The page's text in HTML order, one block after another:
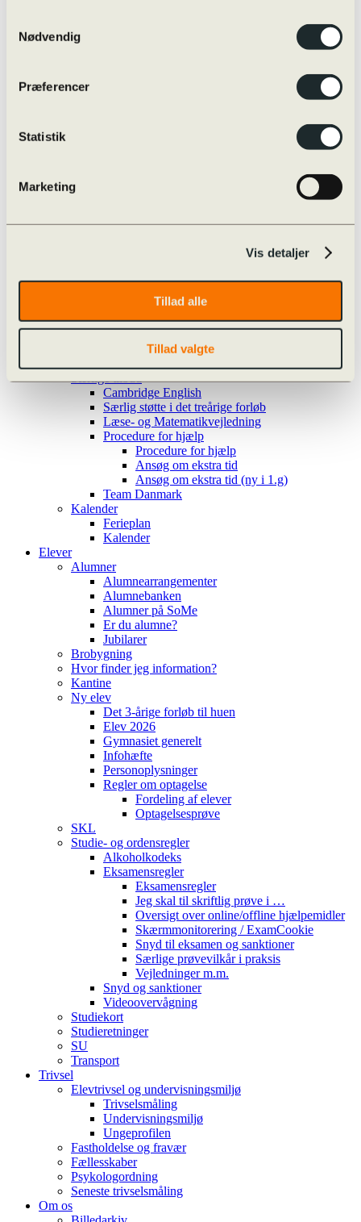
Nødvendig
Præferencer
Statistik
Marketing
Vis detaljer
Tillad alle
Tillad valgte
Oversigt over online/offline hjælpemidler
Læreplaner
Skriftligt arbejde
Studieplaner og undervisningsbeskrivelser
Særlige tilbud
Cambridge English
Særlig støtte i det treårige forløb
Læse- og Matematikvejledning
Procedure for hjælp
Procedure for hjælp
Ansøg om ekstra tid
Ansøg om ekstra tid (ny i 1.g)
Team Danmark
Kalender
Ferieplan
Kalender
Elever
Alumner
Alumnearrangementer
Alumnebanken
Alumner på SoMe
Er du alumne?
Jubilarer
Brobygning
Hvor finder jeg information?
Kantine
Ny elev
Det 3-årige forløb til huen
Elev 2026
Gymnasiet generelt
Infohæfte
Personoplysninger
Regler om optagelse
Fordeling af elever
Optagelsesprøve
SKL
Studie- og ordensregler
Alkoholkodeks
Eksamensregler
Eksamensregler
Jeg skal til skriftlig prøve i …
Oversigt over online/offline hjælpemidler
Skærmmonitorering / ExamCookie
Snyd til eksamen og sanktioner
Særlige prøvevilkår i praksis
Vejledninger m.m.
Snyd og sanktioner
Videoovervågning
Studiekort
Studieretninger
SU
Transport
Trivsel
Elevtrivsel og undervisningsmiljø
Trivselsmåling
Undervisningsmiljø
Ungeprofilen
Fastholdelse og fravær
Fællesskaber
Psykologordning
Seneste trivselsmåling
Om os